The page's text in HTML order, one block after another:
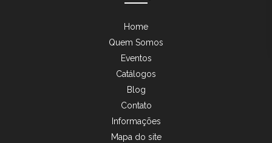
Home
Quem Somos
Eventos
Catálogos
Blog
Contato
Informações
Mapa do site